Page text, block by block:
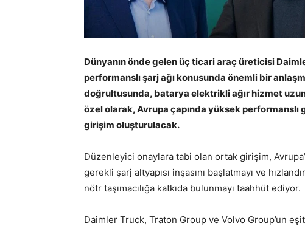
Dünyanın önde gelen üç ticari araç üreticisi
performanslı şarj ağı konusunda önemli bir
doğrultusunda, batarya elektrikli ağır hizmet
özel olarak, Avrupa çapında yüksek
girişim oluşturulacak.
Düzenleyici onaylara tabi olan ortak girişim,
gerekli şarj altyapısı inşasını başlatmayı ve
nötr taşımacılığa katkıda bulunmayı taahhüt ediyor.
Daimler Truck, Traton Group ve Volvo Group’un